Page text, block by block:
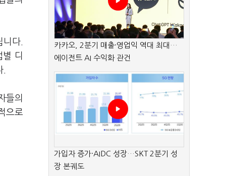
다.
디
.
들의
으로
카카오, 2분기 매출·영업익 역대 최대…
에이전트 AI 수익화 관건
가입자 증가·AIDC 성장…SKT 2분기 성
장 본궤도